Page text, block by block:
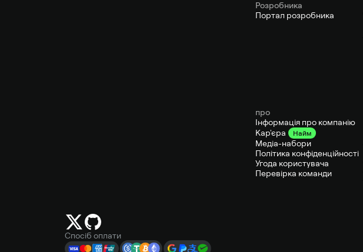
Спосіб оплати
Pозробника
Портал розробника
про
Інформація про компанію
Кар'єра
Найм
Медіа-набори
Політика конфіденційності
Угода користувача
Перевірка команди